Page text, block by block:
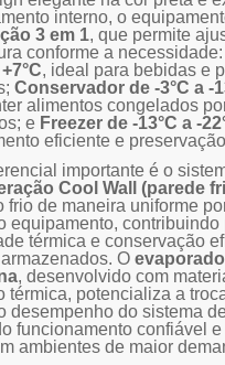
interno, o
3 em 1, que permite
conforme a necessidade:
, ideal para bebidas e
Conservador de -3°C a -
alimentos congelados
e Freezer de -13°C a -
eficiente e
importante é o
Cool Wall (parede
frio de maneira uniforme
equipamento, contribuindo
térmica e conservação
O
, desenvolvido com
térmica, potencializa a
desempenho do sistema
funcionamento confiável
ambientes de maior